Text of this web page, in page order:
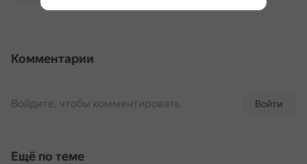
Комментарии
Войти
Войдите, чтобы комментировать
Ещё по теме